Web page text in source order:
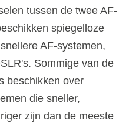
tussen de twee AF-
spiegelloze
AF-systemen,
Sommige van de
beschikken over
die sneller,
zijn dan de meeste